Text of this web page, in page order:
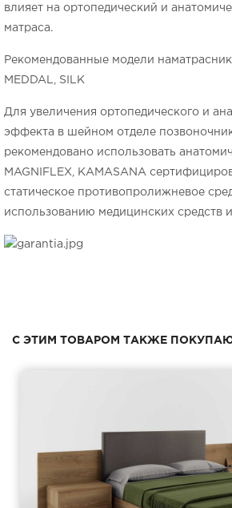
влияет на ортопедический и
матраса.
Рекомендованные модели
MEDDAL, SILK
Для увеличения ортопедического и
эффекта в шейном отделе
рекомендовано использовать
MAGNIFLEX, KAMASANA
статическое противопролижневое
использованию медицинских средств
С ЭТИМ ТОВАРОМ ТАКЖЕ